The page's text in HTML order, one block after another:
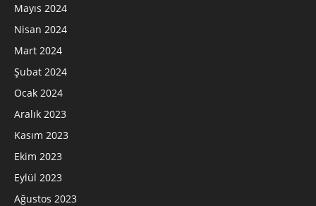
Mayıs 2024
Nisan 2024
Mart 2024
Şubat 2024
Ocak 2024
Aralık 2023
Kasım 2023
Ekim 2023
Eylül 2023
Ağustos 2023